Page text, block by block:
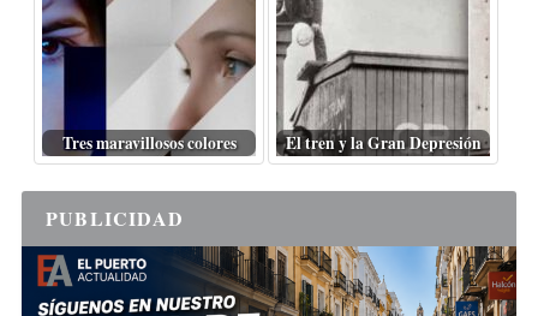
Tres maravillosos colores El tren y la Gran Depresión
PUBLICIDAD